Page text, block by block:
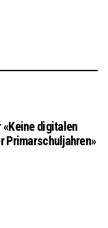
«Keine digitalen
Primarschuljahren»